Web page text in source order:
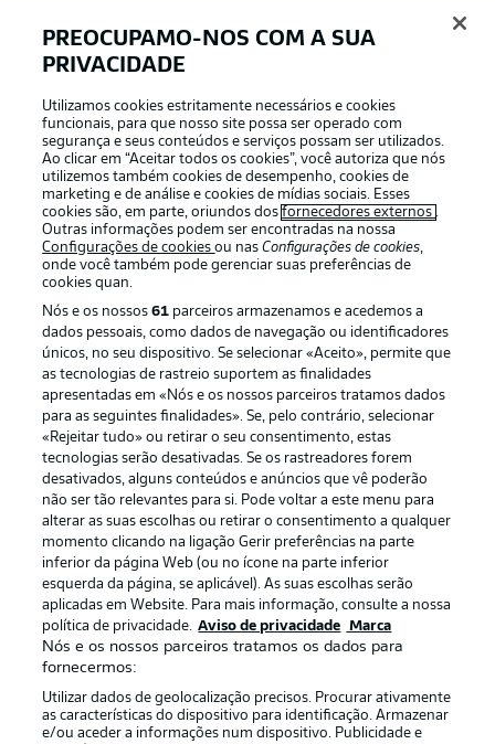
APLICATIVO DA BUNDESLIGA
Oferecido por
Publicidade Avisos legais
Gerir preferências Aviso de privacidade
Trabalhe conosco
Marca Contato
Jogadores
PREOCUPAMO-NOS COM A SUA
PRIVACIDADE
Utilizamos cookies estritamente necessários e cookies
funcionais, para que nosso site possa ser operado com
segurança e seus conteúdos e serviços possam ser utilizados.
Ao clicar em “Aceitar todos os cookies”, você autoriza que nós
utilizemos também cookies de desempenho, cookies de
marketing e de análise e cookies de mídias sociais. Esses
cookies são, em parte, oriundos dosfornecedores externos .
Outras informações podem ser encontradas na nossa
Configurações de cookiesou nasConfigurações de cookies,
onde você também pode gerenciar suas preferências de
cookies quan.
Nós e os nossos61 parceiros armazenamos e acedemos a
dados pessoais, como dados de navegação ou identificadores
únicos, no seu dispositivo. Se selecionar «Aceito», permite que
as tecnologias de rastreio suportem as finalidades
apresentadas em «Nós e os nossos parceiros tratamos dados
para as seguintes finalidades». Se, pelo contrário, selecionar
«Rejeitar tudo» ou retirar o seu consentimento, estas
tecnologias serão desativadas. Se os rastreadores forem
desativados, alguns conteúdos e anúncios que vê poderão
não ser tão relevantes para si. Pode voltar a este menu para
alterar as suas escolhas ou retirar o consentimento a qualquer
momento clicando na ligação Gerir preferências na parte
inferior da página Web (ou no ícone na parte inferior
esquerda da página, se aplicável). As suas escolhas serão
aplicadas em Website. Para mais informação, consulte a nossa
política de privacidade. Aviso de privacidade Marca
Nós e os nossos parceiros tratamos os dados para
fornecermos:
Utilizar dados de geolocalização precisos. Procurar ativamente
as características do dispositivo para identificação. Armazenar
e/ou aceder a informações num dispositivo. Publicidade e